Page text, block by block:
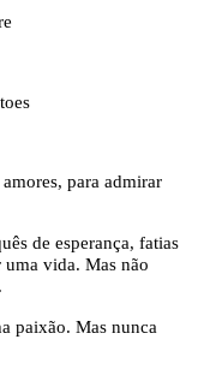
para admirar
de esperança, fatias
uma vida. Mas não
paixão. Mas nunca